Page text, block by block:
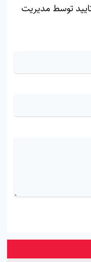
توسط مدیریت